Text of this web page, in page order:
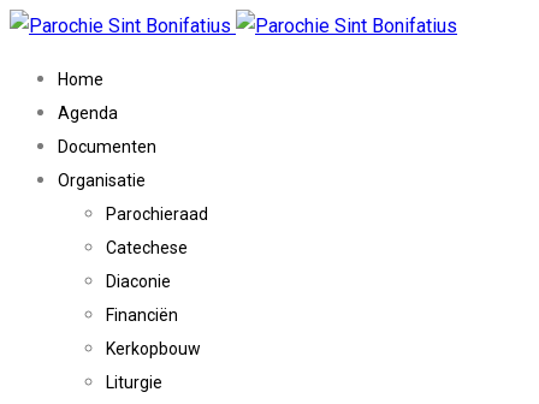
Home
Agenda
Documenten
Organisatie
Parochieraad
Catechese
Diaconie
Financiën
Kerkopbouw
Liturgie